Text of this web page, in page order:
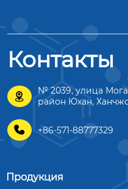
Контакты

№ 2039, улица
район Юхан,
 +86-571-88777329
Продукция